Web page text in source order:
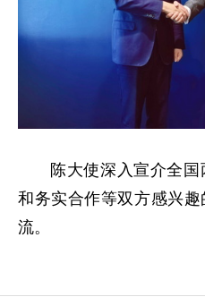
陈大使深入宣介全
和务实合作等双方感兴
流。